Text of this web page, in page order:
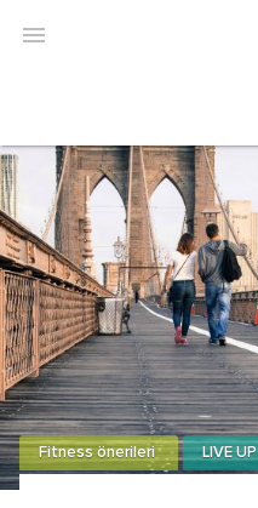

Fitness önerileri LIVE UP